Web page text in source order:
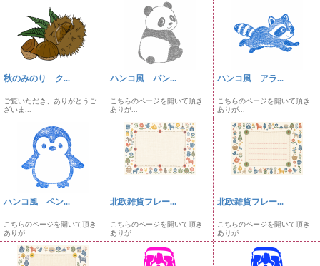
秋のみのり ク...
ご覧いただき、ありがとうご
ざいま...
ハンコ風 パン...
こちらのページを開いて頂き
ありが...
ハンコ風 アラ...
こちらのページを開いて頂き
ありが...
ハンコ風 ペン...
こちらのページを開いて頂き
ありが...
北欧雑貨フレー...
こちらのページを開いて頂き
ありが...
北欧雑貨フレー...
こちらのページを開いて頂き
ありが...